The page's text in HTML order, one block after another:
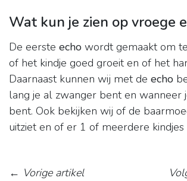
Wat kun je zien op vroege
De eerste echo wordt gemaakt om
of het kindje goed groeit en of het
Daarnaast kunnen wij met de echo
lang je al zwanger bent en wanneer
bent. Ook bekijken wij of de
uitziet en of er 1 of meerdere kindjes
← Vorige artikel